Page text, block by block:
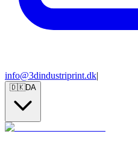
info@3dindustriprint.dk|
🇩🇰DA